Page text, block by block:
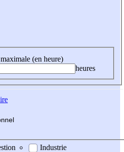
(en heure)
heures
Industrie